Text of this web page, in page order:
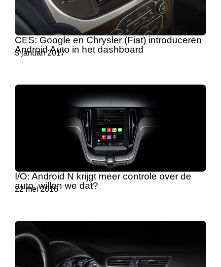
CES: Google en Chrysler (Fiat) introduceren
Android Auto in het dashboard
3 januari 2017
I/O: Android N krijgt meer controle over de
auto, willen we dat?
22 mei 2016